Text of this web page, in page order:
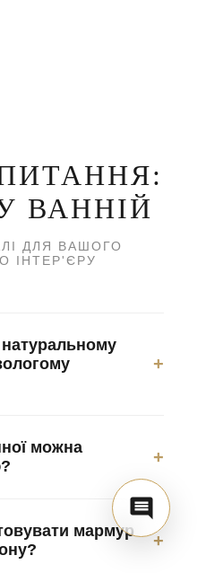
ВАННІЙ
ДЛЯ ВАШОГО
ІНТЕР'ЄРУ
+
монтажі та герметизації
засобами,
на поверхні каменю
можна
+
цілісні стільниці під
(панелі), піддони для
а також полиці
з мармуром, оніксом
мармур
+